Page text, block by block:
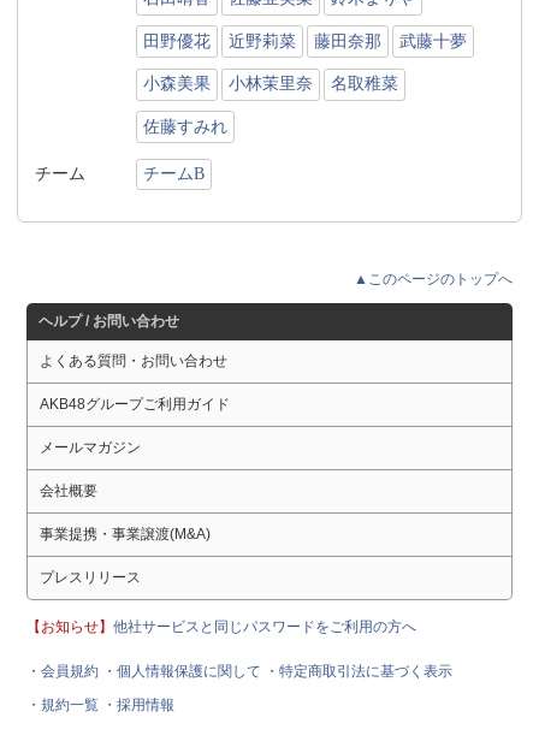
田野優花 近野莉菜 藤田奈那 武藤十夢
小森美果 小林茉里奈 名取稚菜
佐藤すみれ
チーム チームB
▲このページのトップへ
ヘルプ / お問い合わせ
よくある質問・お問い合わせ
AKB48グループご利用ガイド
メールマガジン
会社概要
事業提携・事業譲渡(M&A)
プレスリリース
【お知らせ】他社サービスと同じパスワードをご利用の方へ
・会員規約 ・個人情報保護に関して
・特定商取引法に基づく表示
・規約一覧 ・採用情報